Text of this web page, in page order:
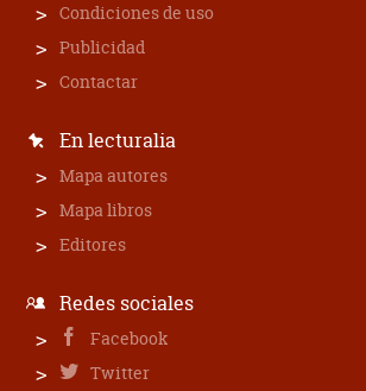
Condiciones de uso
Publicidad
Contactar
En lecturalia
Mapa autores
Mapa libros
Editores
Redes sociales
Facebook
Twitter